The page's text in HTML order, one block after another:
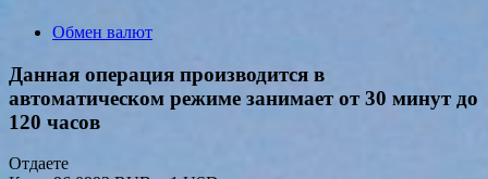
Обмен валют
Данная операция производится в
автоматическом режиме занимает от 30 минут до
120 часов
Отдаете